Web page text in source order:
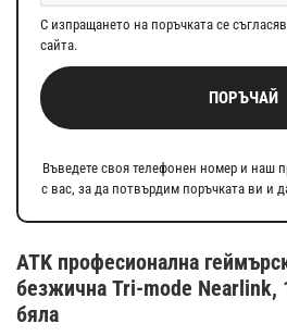
ATK професионална
безжична Tri-mode Nearlink,
бяла
С изпращането на поръчката се
сайта.
ПОРЪЧАЙ
Въведете своя телефонен номер и наш
с вас, за да потвърдим поръчката ви и